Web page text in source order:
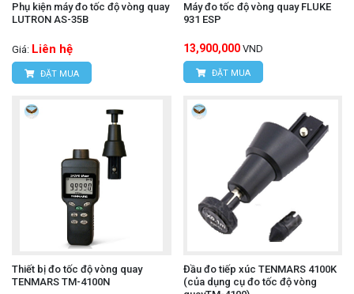
Phụ kiện máy đo tốc độ vòng quay
LUTRON AS-35B
Giá: Liên hệ
ĐẶT MUA
Máy đo tốc độ vòng quay FLUKE
931 ESP
13,900,000 VND
ĐẶT MUA
Thiết bị đo tốc độ vòng quay
TENMARS TM-4100N
Đầu đo tiếp xúc TENMARS 4100K
(của dụng cụ đo tốc độ vòng